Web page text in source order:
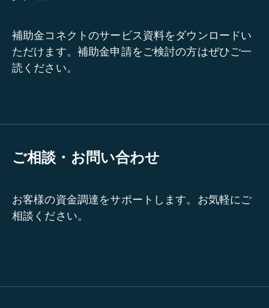
補助金コネクトのサービス資料をダウンロードい
ただけます。補助金申請をご検討の方はぜひご一
読ください。
ご相談・お問い合わせ
お客様の資金調達をサポートします。お気軽にご
相談ください。